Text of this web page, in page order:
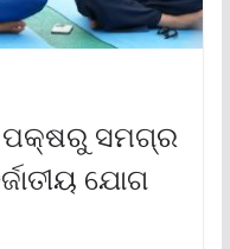
ସମଗ୍ର
ଯୋଗ